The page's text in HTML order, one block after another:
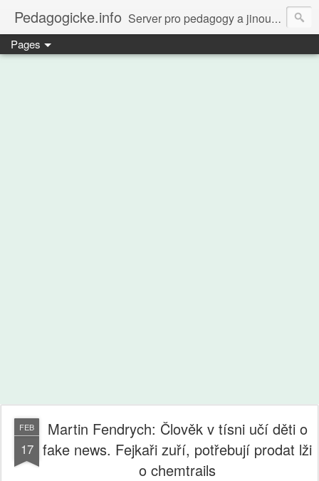
Pedagogicke.info Server pro pedagogy a jinou zvířenu
Pages
FEB
17
Martin Fendrych: Člověk v tísni učí děti o
fake news. Fejkaři zuří, potřebují prodat lži
o chemtrails